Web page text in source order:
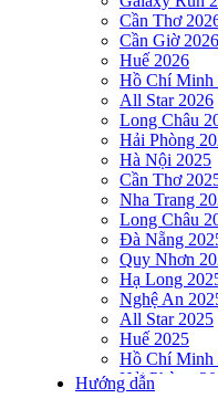
Cần Thơ
Cần Giờ 2026
Huế 2026
Hồ Chí Minh
All Star 2026
Long Châu
Hải Phòng
Hà Nội 2025
Cần Thơ
Nha Trang
Long Châu
Đà Nẵng
Quy Nhơn
Hạ Long
Nghệ An
All Star 2025
Huế 2025
Hồ Chí Minh
Hải Phòng
DNSE
Hướng dẫn